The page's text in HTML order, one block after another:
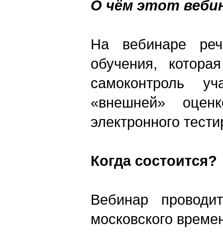
О чём этот
На вебинаре
обучения,
самоконтроль
«внешней»
электронного
Когда состоится?
Вебинар
московского